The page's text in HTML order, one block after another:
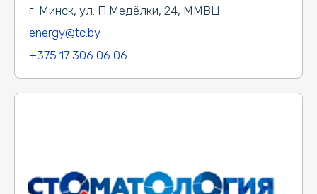
г. Минск, ул. П.Медёлки, 24, ММВЦ
energy@tc.by
+375 17 306 06 06